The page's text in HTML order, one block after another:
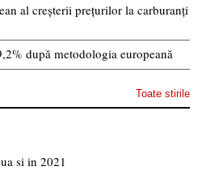
al creșterii prețurilor la carburanți
după metodologia europeană
Toate stirile
si in 2021